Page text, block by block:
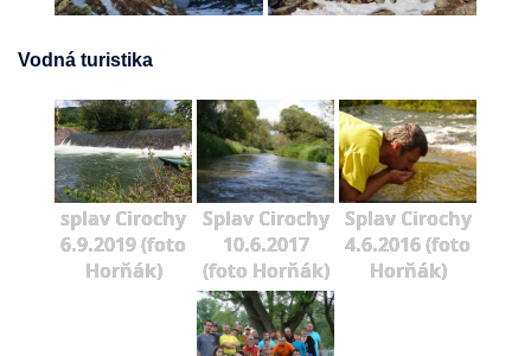
Vodná turistika
splav Cirochy
6.9.2019 (foto
Horňák)
Splav Cirochy
10.6.2017
(foto Horňák)
Splav Cirochy
4.6.2016 (foto
Horňák)